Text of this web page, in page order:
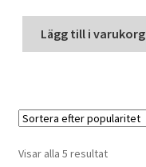
Lägg till i varukorg
Visar alla 5 resultatSortera